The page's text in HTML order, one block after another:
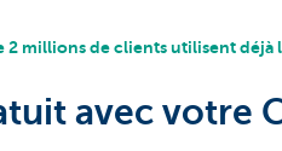
2 millions de clients utilisent déjà
avec votre